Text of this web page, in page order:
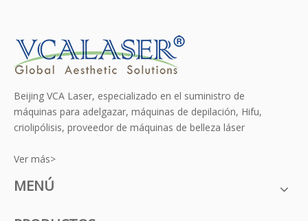
Beijing VCA Laser, especializado en el suministro de
máquinas para adelgazar, máquinas de depilación, Hifu,
criolipólisis, proveedor de máquinas de belleza láser
Ver más>
MENÚ